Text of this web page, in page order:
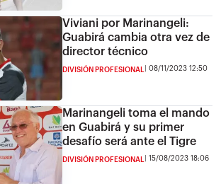
Viviani por Marinangeli:
Guabirá cambia otra vez de
director técnico
DIVISIÓN PROFESIONAL 08/11/2023 12:50
Marinangeli toma el mando
en Guabirá y su primer
desafío será ante el Tigre
DIVISIÓN PROFESIONAL 15/08/2023 18:06